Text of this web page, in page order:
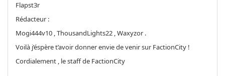
Flapst3r
Rédacteur :
Mogi444v10 , ThousandLights22 , Waxyzor .
Voilà j’éspère t’avoir donner envie de venir sur FactionCity !
Cordialement , le staff de FactionCity